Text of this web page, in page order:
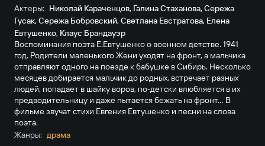
Актеры: Николай Караченцов, Галина Стаханова,Сережа
Гусак,Сережа Бобровский,Светлана Евстратова, Елена
Евтушенко, Клаус Брандауэр
Воспоминания поэта Е.Евтушенко о военном детстве. 1941
год. Родители маленького Жени уходят на фронт, а мальчика
отправляют одного на поезде к бабушке в Сибирь. Несколько
месяцев добирается мальчик до родных, встречает разных
людей, попадает в шайку воров, по-детски влюбляется в их
предводительницу и даже пытается бежать на фронт... В
фильме звучат стихи Евгения Евтушенко и песни на слова
поэта.
Жанры: драма